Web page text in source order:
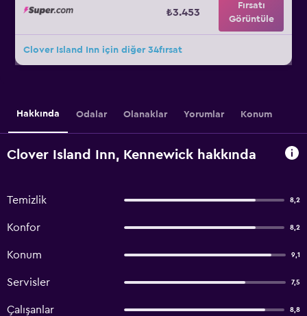
₺3.453
Fırsatı
Görüntüle
Clover Island Inn için diğer 34fırsat
Hakkında Odalar Olanaklar Yorumlar Konum
Clover Island Inn, Kennewick hakkında
Temizlik 8,2
Konfor 8,2
Konum 9,1
Servisler 7,5
Çalışanlar 8,8